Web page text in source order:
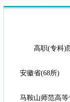
高职(专科)院
安徽省(68所)
马鞍山师范高等